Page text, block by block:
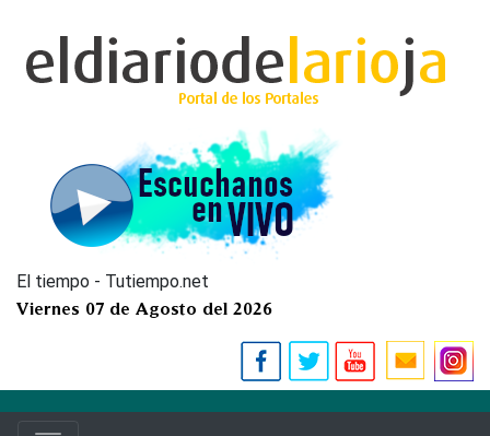
El tiempo - Tutiempo.net
Viernes 07 de Agosto del 2026